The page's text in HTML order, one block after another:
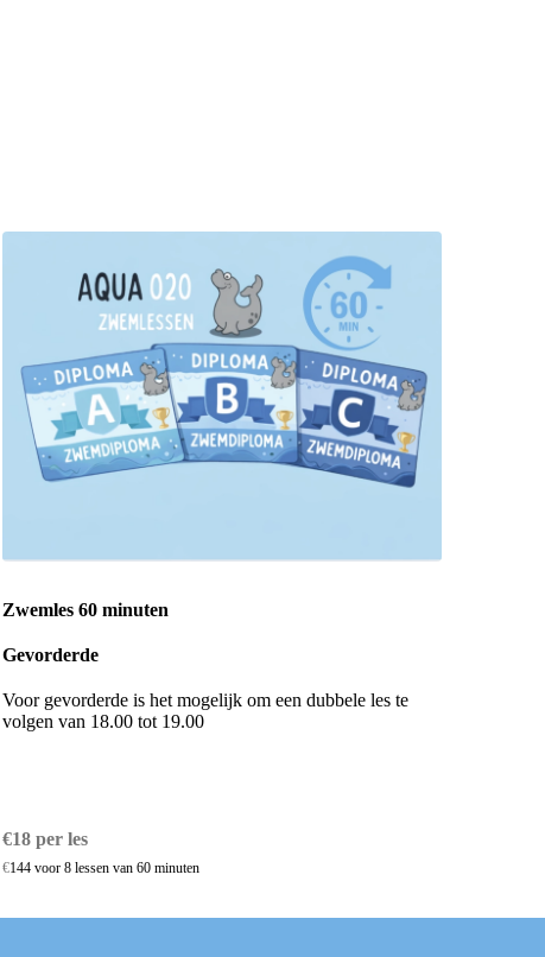
Zwemles 60 minuten
Gevorderde
Voor gevorderde is het mogelijk om een dubbele les te
volgen van 18.00 tot 19.00
€18 per les
€144 voor 8 lessen van 60 minuten